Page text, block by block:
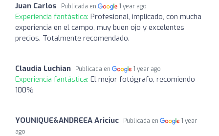
Juan Carlos Publicada en 1 year ago
Experiencia fantástica: Profesional, implicado, con mucha
experiencia en el campo, muy buen ojo y excelentes
precios. Totalmente recomendado.
Claudia Luchian Publicada en 1 year ago
Experiencia fantástica: El mejor fotógrafo, recomiendo
100%
YOUNIQUE&ANDREEA Ariciuc Publicada en
1 year
ago